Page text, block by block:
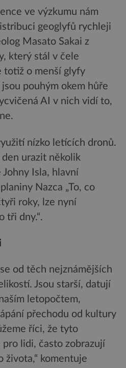
ve výzkumu nám
geoglyfů rychleji
Masato Sakai z
který stál v čele
totiž o menší glyfy
pouhým okem hůře
AI v nich vidí to,
nízko letících dronů.
den urazit několik
Johny Isla, hlavní
Nazca „To, co
roky, lze nyní
tři dny.“.
od těch nejznámějších
Jsou starší, datují
letopočtem,
přechodu od kultury
říci, že tyto
lidi, často zobrazují
života,“ komentuje